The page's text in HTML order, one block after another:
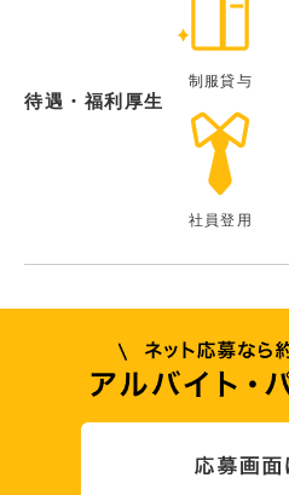
待遇・福利厚生
制服貸与
社員登用